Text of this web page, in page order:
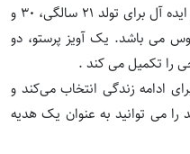
این مدل دستبند طلا با سنگ یک مدل ایده آل برای تولد 21 سالگی، 30 و
می باشد. یک آویز پرستو، دو
را تکمیل می کند .
ادامه زندگی انتخاب می‌کند و
می توانید به عنوان یک هدیه